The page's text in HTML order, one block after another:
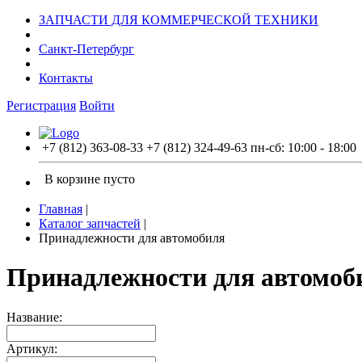
ЗАПЧАСТИ ДЛЯ КОММЕРЧЕСКОЙ ТЕХНИКИ
Санкт-Петербург
Контакты
Регистрация Войти
+7 (812) 363-08-33 +7 (812) 324-49-63 пн-сб: 10:00 - 18:00
В корзине пусто
Главная |
Каталог запчастей |
Принадлежности для автомобиля
Принадлежности для
Название:
Артикул: